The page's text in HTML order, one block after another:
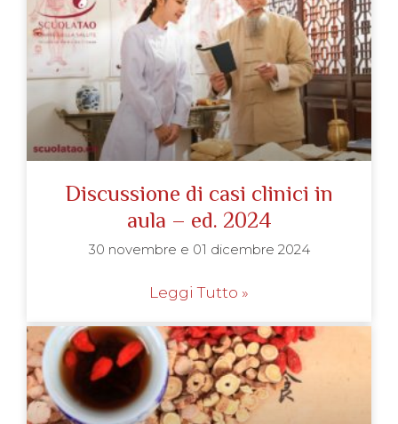
Discussione di casi clinici in
aula – ed. 2024
30 novembre e 01 dicembre 2024
Leggi Tutto »